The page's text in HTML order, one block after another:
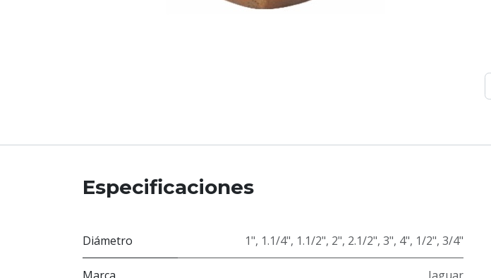
Especificaciones
Diámetro 1", 1.1/4", 1.1/2", 2", 2.1/2", 3", 4", 1/2", 3/4"